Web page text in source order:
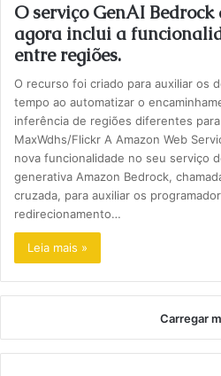
O serviço GenAI
agora inclui a
entre regiões.
O recurso foi criado para auxiliar os
tempo ao automatizar o
inferência de regiões diferentes
MaxWdhs/Flickr A Amazon Web
nova funcionalidade no seu serviço
generativa Amazon Bedrock,
cruzada, para auxiliar os
redirecionamento…
Leia mais »
Carregar